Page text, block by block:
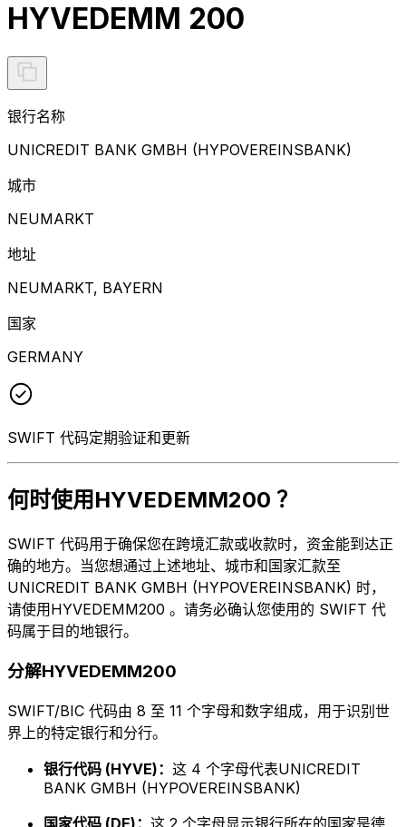
HYVEDEMM 200
银行名称
UNICREDIT BANK GMBH (HYPOVEREINSBANK)
城市
NEUMARKT
地址
NEUMARKT, BAYERN
国家
GERMANY
SWIFT 代码定期验证和更新
何时使用HYVEDEMM200 ？
SWIFT 代码用于确保您在跨境汇款或收款时，资金能到达正
确的地方。当您想通过上述地址、城市和国家汇款至
UNICREDIT BANK GMBH (HYPOVEREINSBANK) 时，
请使用HYVEDEMM200 。请务必确认您使用的 SWIFT 代
码属于目的地银行。
分解HYVEDEMM200
SWIFT/BIC 代码由 8 至 11 个字母和数字组成，用于识别世
界上的特定银行和分行。
银行代码 (HYVE)： 这 4 个字母代表UNICREDIT
BANK GMBH (HYPOVEREINSBANK)